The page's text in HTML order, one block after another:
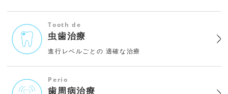
Tooth de
虫歯治療
進行レベルごとの 適確な治療
Perio
歯周病治療